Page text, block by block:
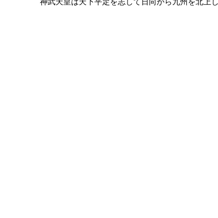
神武天皇は天下平定を志して日向から九州を北上